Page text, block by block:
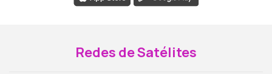
Redes de Satélites